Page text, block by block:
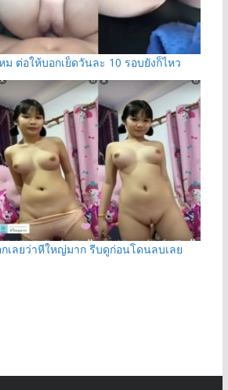
ต่อให้บอกเย็ดวันละ 10 รอบยังก็ไหว
เลยว่าหีใหญ่มาก รีบดูก่อนโดนลบเลย